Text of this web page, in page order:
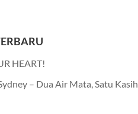
HEART!
– Dua Air Mata, Satu Kasih